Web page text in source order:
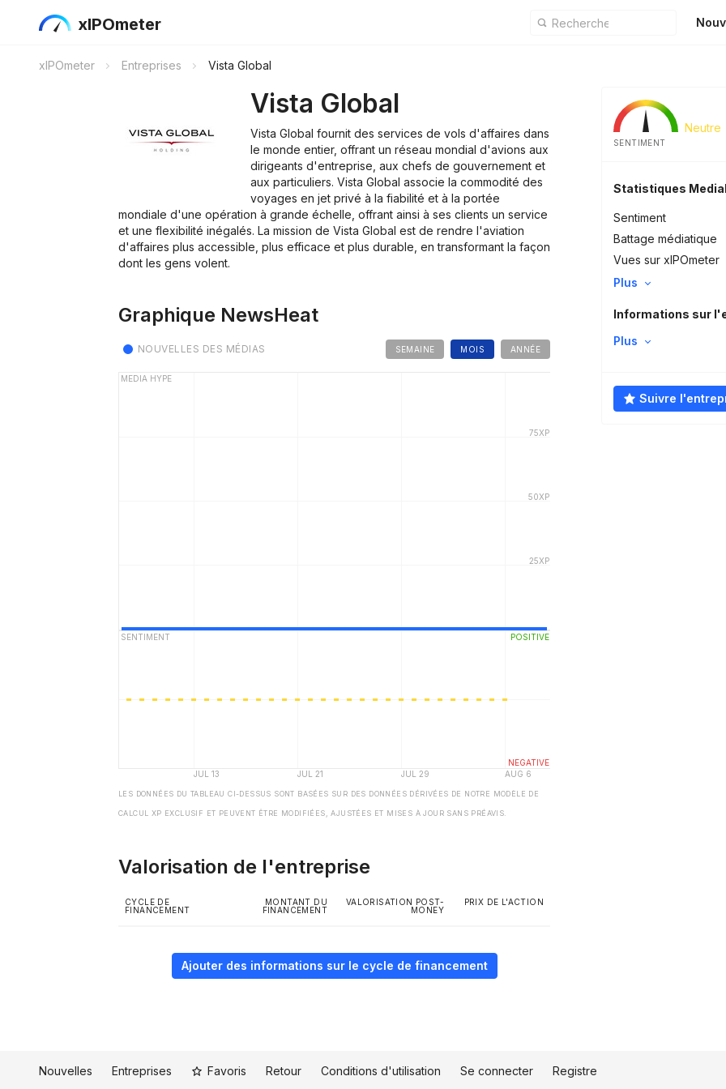
xIPOmeter
xIPOmeter Entreprises Vista Global
Vista Global
Vista Global fournit des services de vols d'affaires dans
le monde entier, offrant un réseau mondial d'avions aux
dirigeants d'entreprise, aux chefs de gouvernement et
aux particuliers. Vista Global associe la commodité des
voyages en jet privé à la fiabilité et à la portée
mondiale d'une opération à grande échelle, offrant ainsi à ses clients un service
et une flexibilité inégalés. La mission de Vista Global est de rendre l'aviation
d'affaires plus accessible, plus efficace et plus durable, en transformant la façon
dont les gens volent.
Neutre
SENTIMENT
Statistiques
Sentiment
Battage médiatique
Vues sur xIPOmeter
Plus
Informations sur
Plus
Suivre
Graphique NewsHeat
SEMAINE MOIS ANNÉE
NOUVELLES DES MÉDIAS
LES DONNÉES DU TABLEAU CI-DESSUS SONT BASÉES SUR DES DONNÉES DÉRIVÉES DE NOTRE MODÈLE DE
CALCUL XP EXCLUSIF ET PEUVENT ÊTRE MODIFIÉES, AJUSTÉES ET MISES À JOUR SANS PRÉAVIS.
Valorisation de l'entreprise
CYCLE DE
FINANCEMENT
MONTANT DU
FINANCEMENT
VALORISATION POST-
MONEY
PRIX DE L'ACTION
Ajouter des informations sur le cycle de financement
Nouvelles Entreprises Favoris Retour Conditions d'utilisation Se connecter Registre